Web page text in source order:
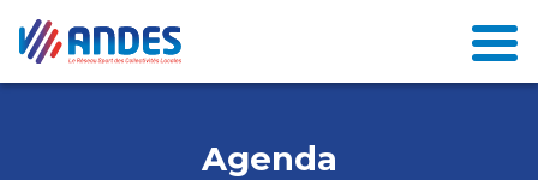
Agenda